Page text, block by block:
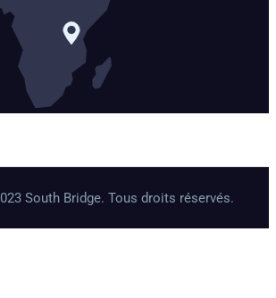
South Bridge. Tous droits réservés.